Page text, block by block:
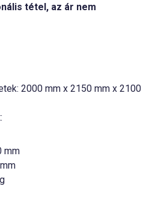
tétel, az ár nem
2000 mm x 2150 mm x 2100
mm